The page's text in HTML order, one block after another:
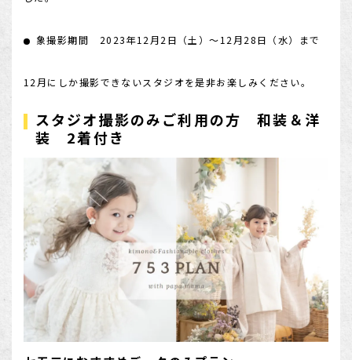
象撮影期間 2023年12月2日（土）～12月28日（水）まで
12月にしか撮影できないスタジオを是非お楽しみください。
スタジオ撮影のみご利用の方 和装＆洋
装 2着付き